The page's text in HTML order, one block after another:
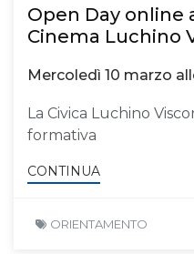
Open Day online
Cinema Luchino
Mercoledì 10 marzo
La Civica Luchino
formativa
CONTINUA
ORIENTAMENTO